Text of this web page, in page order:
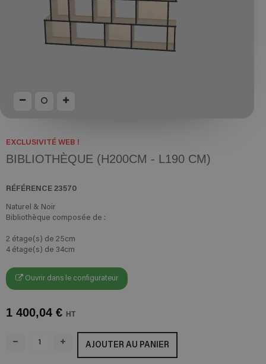
EXCLUSIVITÉ WEB !
BIBLIOTHÈQUE (H200CM - L190 CM)
RÉFÉRENCE23570
Naturel & Noir
Bibliothèque composée de :
2 étage(s) de 25cm
4 étage(s) de 34cm
Ouvrir dans le configurateur
1 400,04 € HT
AJOUTER AU PANIER